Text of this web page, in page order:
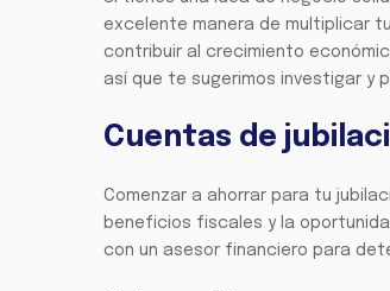
excelente manera de multiplicar
contribuir al crecimiento
así que te sugerimos investigar y
Cuentas de
Comenzar a ahorrar para tu
beneficios fiscales y la
con un asesor financiero para